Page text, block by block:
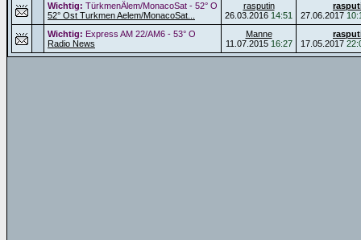
Wichtig: TürkmenÄlem/MonacoSat - 52° O
52° Ost Turkmen Aelem/MonacoSat...
rasputin
26.03.2016 14:51
27.06.2017
Wichtig: Express AM 22/AM6 - 53° O
Radio News
Manne
11.07.2015 16:27
17.05.2017